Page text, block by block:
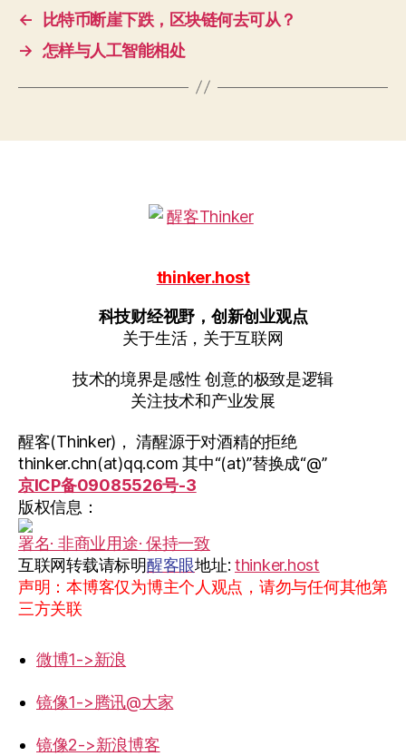
←
比特币断崖下跌，区块链何去可从？
→ 怎样与人工智能相处
thinker.host
科技财经视野，创新创业观点
关于生活，关于互联网
技术的境界是感性 创意的极致是逻辑
关注技术和产业发展
醒客(Thinker)， 清醒源于对酒精的拒绝
thinker.chn(at)qq.com 其中“(at)”替换成“@”
京ICP备09085526号-3
版权信息：
署名· 非商业用途· 保持一致
互联网转载请标明醒客眼地址: thinker.host
声明：本博客仅为博主个人观点，请勿与任何其他第
三方关联
微博1->新浪
镜像1->腾讯@大家
镜像2->新浪博客